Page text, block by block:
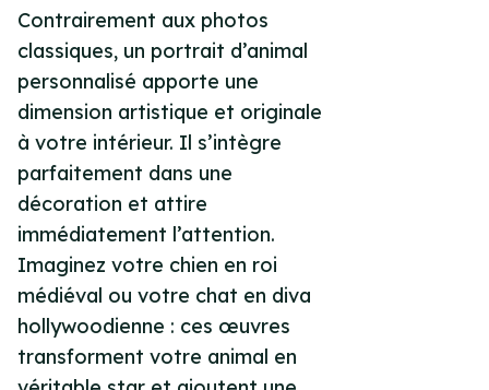
Contrairement aux photos
classiques, un portrait d’animal
personnalisé apporte une
dimension artistique et originale
à votre intérieur. Il s’intègre
parfaitement dans une
décoration et attire
immédiatement l’attention.
Imaginez votre chien en roi
médiéval ou votre chat en diva
hollywoodienne : ces œuvres
transforment votre animal en